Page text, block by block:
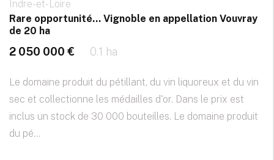
Indre-et-Loire
Rare opportunité… Vignoble en appellation Vouvray
de 20 ha
2 050 000 € 0.1 ha
Le domaine produit du pétillant, du vin liquoreux et du vin
sec et collectionne les médailles d'or. Dans le prix est
inclus un stock de 30 000 bouteilles. Le domaine produit
du pé...